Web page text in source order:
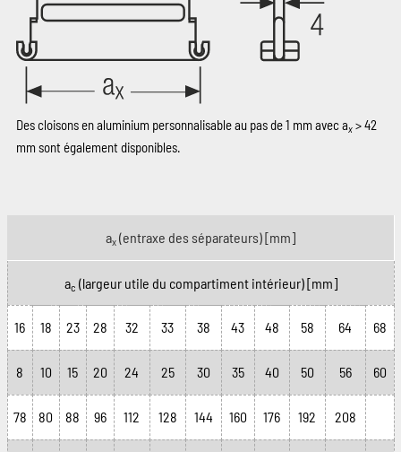
Des cloisons en aluminium personnalisable au pas de 1 mm avec ax> 42
mm sont également disponibles.
ax(entraxe des séparateurs)[mm]
ac (largeur utile du compartiment intérieur)[mm]
16 18 23 28 32 33 38 43 48 58 64 68
8 10 15 20 24 25 30 35 40 50 56 60
78 80 88 96 112 128 144 160 176 192 208